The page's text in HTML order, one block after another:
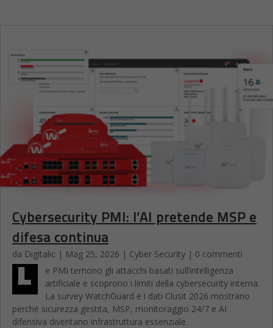
Cybersecurity PMI: l’AI pretende MSP e
difesa continua
da Digitalic | Mag 25, 2026 | Cyber Security | 0 commenti
L
e PMI temono gli attacchi basati sull’intelligenza
artificiale e scoprono i limiti della cybersecurity interna.
La survey WatchGuard e i dati Clusit 2026 mostrano
perché sicurezza gestita, MSP, monitoraggio 24/7 e AI
difensiva diventano infrastruttura essenziale.